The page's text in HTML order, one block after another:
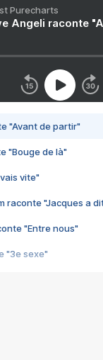
Purecharts
Angeli raconte
"Avant de partir"
"Bouge de là"
vite"
raconte "Jacques a
"Entre nous"
"3e sexe"